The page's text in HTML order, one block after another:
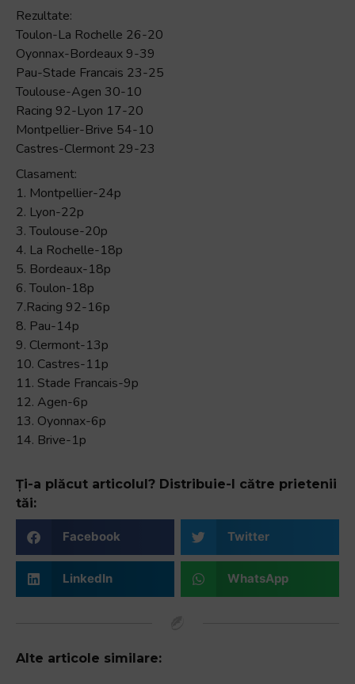
Rezultate:
Toulon-La Rochelle 26-20
Oyonnax-Bordeaux 9-39
Pau-Stade Francais 23-25
Toulouse-Agen 30-10
Racing 92-Lyon 17-20
Montpellier-Brive 54-10
Castres-Clermont 29-23
Clasament:
1. Montpellier-24p
2. Lyon-22p
3. Toulouse-20p
4. La Rochelle-18p
5. Bordeaux-18p
6. Toulon-18p
7.Racing 92-16p
8. Pau-14p
9. Clermont-13p
10. Castres-11p
11. Stade Francais-9p
12. Agen-6p
13. Oyonnax-6p
14. Brive-1p
Ți-a plăcut articolul? Distribuie-l către prietenii
tăi:
Facebook Twitter
LinkedIn WhatsApp
Alte articole similare: